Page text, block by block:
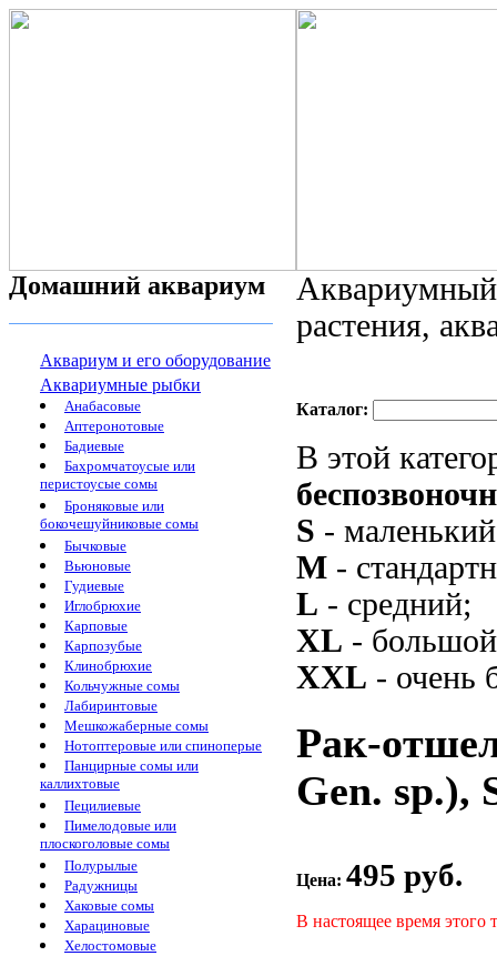
Домашний аквариум
Аквариум и его оборудование
Аквариумные рыбки
Анабасовые
Аптеронотовые
Бадиевые
Бахромчатоусые или
перистоусые сомы
Броняковые или
бокочешуйниковые сомы
Бычковые
Вьюновые
Гудиевые
Иглобрюхие
Карповые
Карпозубые
Клинобрюхие
Кольчужные сомы
Лабиринтовые
Мешкожаберные сомы
Нотоптеровые или спиноперые
Панцирные сомы или
каллихтовые
Пецилиевые
Пимелодовые или
плоскоголовые сомы
Полурылые
Радужницы
Хаковые сомы
Харациновые
Хелостомовые
растения,
Каталог:
В этой
S -
M -
L - средний;
XL -
XXL - очень
Рак-
Gen. sp.),
Цена: 495 руб.
В настоящее время этого